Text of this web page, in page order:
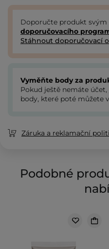
Doporučte produkt
doporučovacího
Stáhnout doporučovací
Vyměňte body za
Pokud ještě nemáte účet,
body, které poté můžete
Záruka a reklamační
Podobné